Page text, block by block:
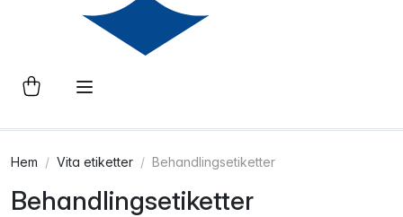
Hem Vita etiketter Behandlingsetiketter
Behandlingsetiketter